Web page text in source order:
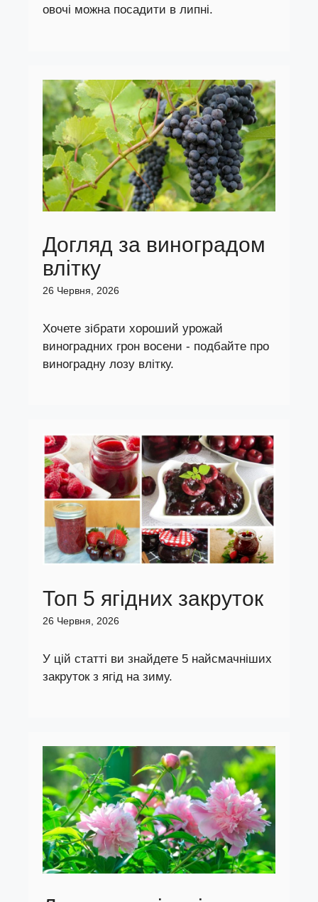
овочі можна посадити в липні.
Догляд за виноградом
влітку
26 Червня, 2026
Хочете зібрати хороший урожай
виноградних грон восени - подбайте про
виноградну лозу влітку.
Топ 5 ягідних закруток
26 Червня, 2026
У цій статті ви знайдете 5 найсмачніших
закруток з ягід на зиму.